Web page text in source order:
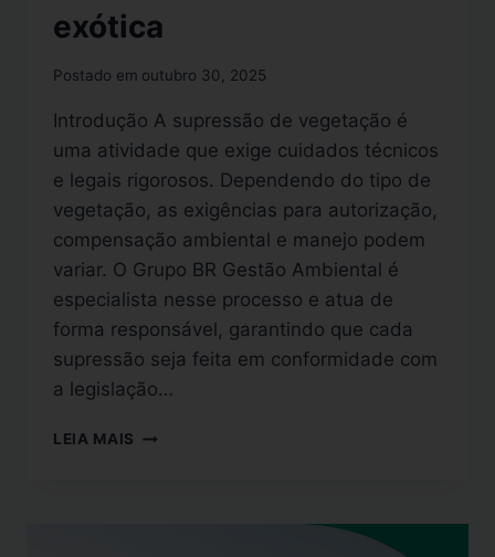
exótica
Postado em outubro 30, 2025
Introdução A supressão de vegetação é
uma atividade que exige cuidados técnicos
e legais rigorosos. Dependendo do tipo de
vegetação, as exigências para autorização,
compensação ambiental e manejo podem
variar. O Grupo BR Gestão Ambiental é
especialista nesse processo e atua de
forma responsável, garantindo que cada
supressão seja feita em conformidade com
a legislação…
LEIA MAIS